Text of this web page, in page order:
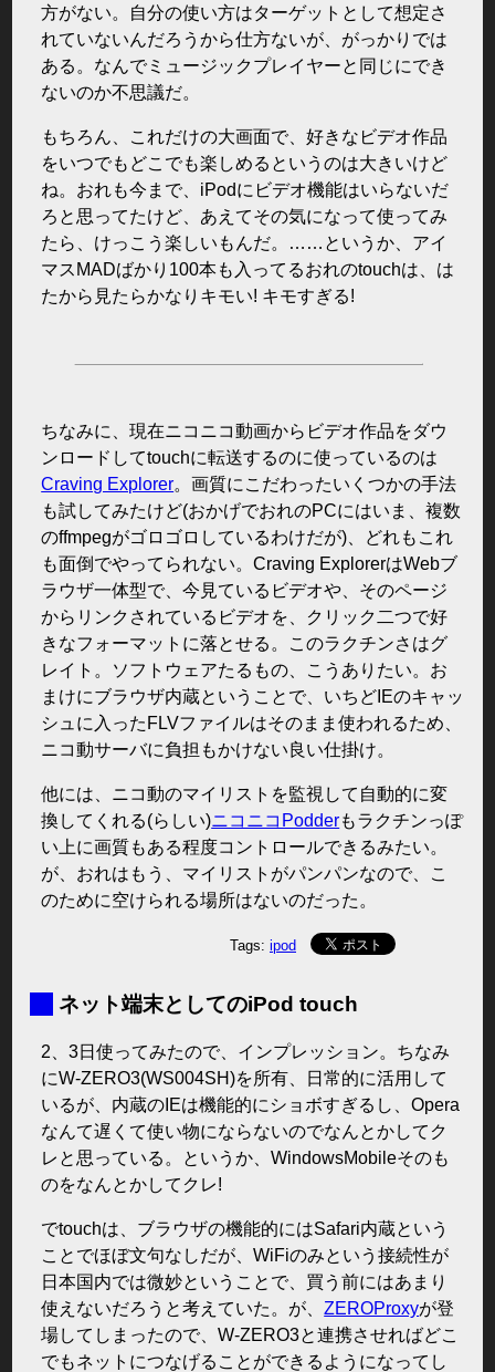
方がない。自分の使い方はターゲットとして想定さ
れていないんだろうから仕方ないが、がっかりでは
ある。なんでミュージックプレイヤーと同じにでき
ないのか不思議だ。
もちろん、これだけの大画面で、好きなビデオ作品
をいつでもどこでも楽しめるというのは大きいけど
ね。おれも今まで、iPodにビデオ機能はいらないだ
ろと思ってたけど、あえてその気になって使ってみ
たら、けっこう楽しいもんだ。……というか、アイ
マスMADばかり100本も入ってるおれのtouchは、は
たから見たらかなりキモい! キモすぎる!
ちなみに、現在ニコニコ動画からビデオ作品をダウ
ンロードしてtouchに転送するのに使っているのは
Craving Explorer。画質にこだわったいくつかの手法
も試してみたけど(おかげでおれのPCにはいま、複数
のffmpegがゴロゴロしているわけだが)、どれもこれ
も面倒でやってられない。Craving ExplorerはWebブ
ラウザ一体型で、今見ているビデオや、そのページ
からリンクされているビデオを、クリック二つで好
きなフォーマットに落とせる。このラクチンさはグ
レイト。ソフトウェアたるもの、こうありたい。お
まけにブラウザ内蔵ということで、いちどIEのキャッ
シュに入ったFLVファイルはそのまま使われるため、
ニコ動サーバに負担もかけない良い仕掛け。
他には、ニコ動のマイリストを監視して自動的に変
換してくれる(らしい)ニコニコPodderもラクチンっぽ
い上に画質もある程度コントロールできるみたい。
が、おれはもう、マイリストがパンパンなので、こ
のために空けられる場所はないのだった。
Tags: ipod
ネット端末としてのiPod touch
2、3日使ってみたので、インプレッション。ちなみ
にW-ZERO3(WS004SH)を所有、日常的に活用して
いるが、内蔵のIEは機能的にショボすぎるし、Opera
なんて遅くて使い物にならないのでなんとかしてク
レと思っている。というか、WindowsMobileそのも
のをなんとかしてクレ!
でtouchは、ブラウザの機能的にはSafari内蔵という
ことでほぼ文句なしだが、WiFiのみという接続性が
日本国内では微妙ということで、買う前にはあまり
使えないだろうと考えていた。が、ZEROProxyが登
場してしまったので、W-ZERO3と連携させればどこ
でもネットにつなげることができるようになってし